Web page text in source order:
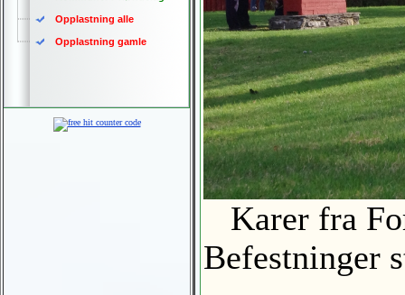
Opplastning alle
Opplastning gamle
Karer fra
Befestninger